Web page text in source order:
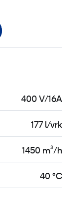
400 V/16A
177 l/vrk
1450 m³/h
40 °C